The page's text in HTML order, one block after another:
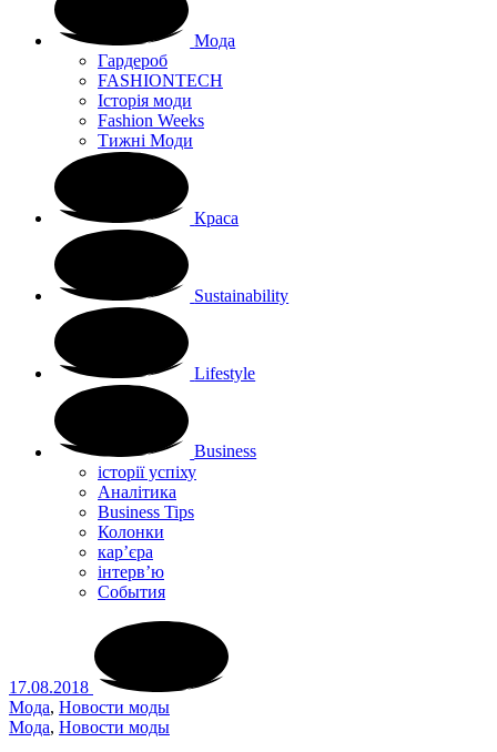
Мода
Гардероб
FASHIONTECH
Історія моди
Fashion Weeks
Тижні Моди
Краса
Sustainability
Lifestyle
Business
історії успіху
Аналітика
Business Tips
Колонки
кар’єра
інтерв’ю
Cобытия
17.08.2018
Мода, Новости моды
Мода, Новости моды